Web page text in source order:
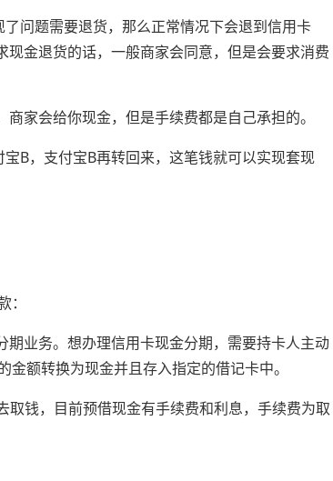
问题需要退货，那么正常情况下会退到信用卡
金退货的话，一般商家会同意，但是会要求消费
家会给你现金，但是手续费都是自己承担的。
B，支付宝B再转回来，这笔钱就可以实现套现
业务。想办理信用卡现金分期，需要持卡人主动
额转换为现金并且存入指定的借记卡中。
钱，目前预借现金有手续费和利息，手续费为取